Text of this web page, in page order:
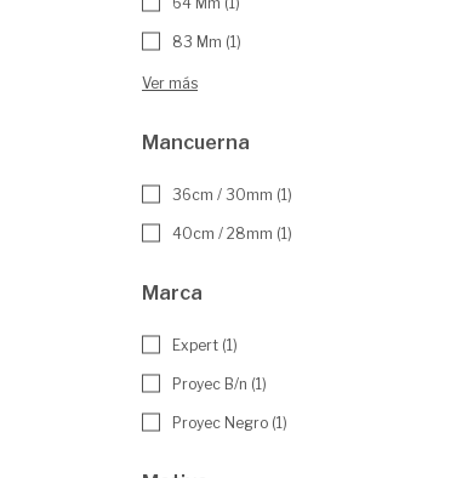
83 Mm (1)
Ver más
Mancuerna
36cm / 30mm (1)
40cm / 28mm (1)
Marca
Expert (1)
Proyec B/n (1)
Proyec Negro (1)